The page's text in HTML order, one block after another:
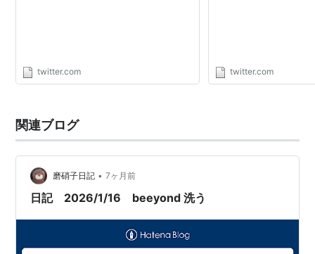
twitter.com twitter.com
関連ブログ
磨硝子日記 • 7ヶ月前
日記 2026/1/16 beeyond 洗う